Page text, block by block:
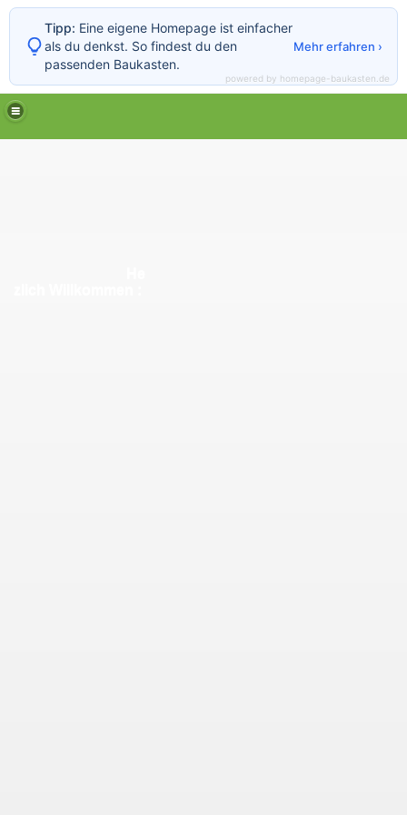
Tipp: Eine eigene Homepage ist einfacher
als du denkst. So findest du den
passenden Baukasten.
Mehr erfahren ›
powered by homepage-baukasten.de